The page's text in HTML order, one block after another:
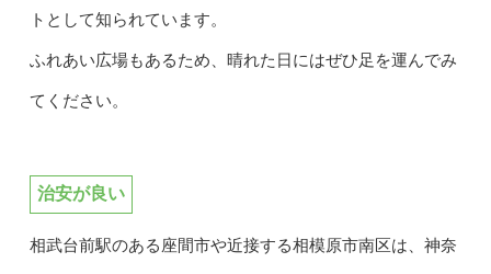
トとして知られています。
ふれあい広場もあるため、晴れた日にはぜひ足を運んでみ
てください。
治安が良い
相武台前駅のある座間市や近接する相模原市南区は、神奈